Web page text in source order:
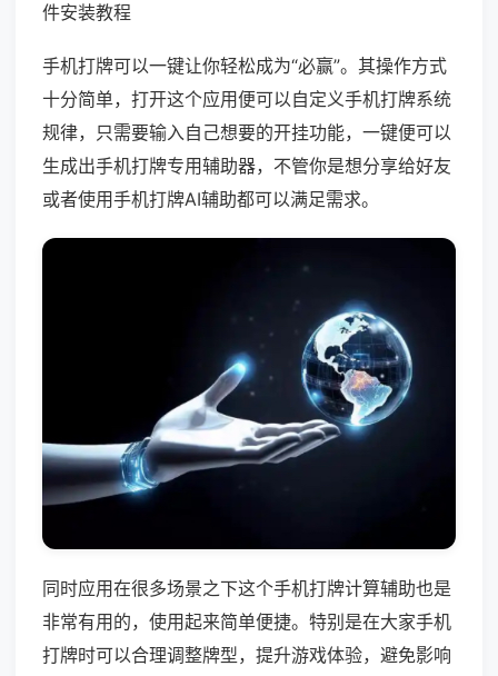
件安装教程
手机打牌可以一键让你轻松成为“必赢”。其操作方式
十分简单，打开这个应用便可以自定义手机打牌系统
规律，只需要输入自己想要的开挂功能，一键便可以
生成出手机打牌专用辅助器，不管你是想分享给好友
或者使用手机打牌AI辅助都可以满足需求。
同时应用在很多场景之下这个手机打牌计算辅助也是
非常有用的，使用起来简单便捷。特别是在大家手机
打牌时可以合理调整牌型，提升游戏体验，避免影响